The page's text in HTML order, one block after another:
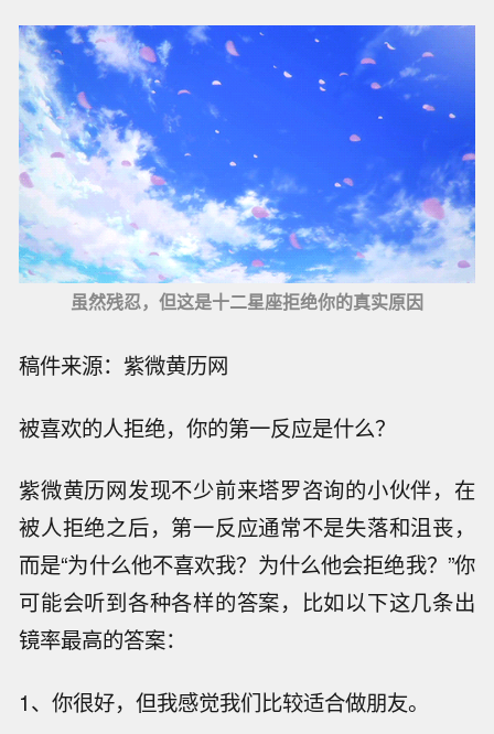
虽然残忍，但这是十二星座拒绝你的真实原因
稿件来源：紫微黄历网
被喜欢的人拒绝，你的第一反应是什么？
紫微黄历网发现不少前来塔罗咨询的小伙伴，在
被人拒绝之后，第一反应通常不是失落和沮丧，
而是“为什么他不喜欢我？为什么他会拒绝我？”你
可能会听到各种各样的答案，比如以下这几条出
镜率最高的答案：
1、你很好，但我感觉我们比较适合做朋友。